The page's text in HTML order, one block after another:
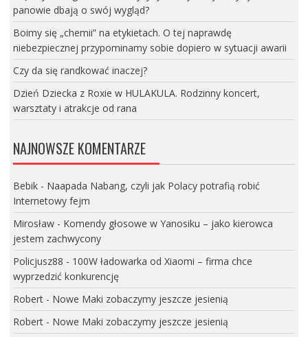
panowie dbają o swój wygląd?
Boimy się „chemii” na etykietach. O tej naprawdę
niebezpiecznej przypominamy sobie dopiero w sytuacji awarii
Czy da się randkować inaczej?
Dzień Dziecka z Roxie w HULAKULA. Rodzinny koncert,
warsztaty i atrakcje od rana
NAJNOWSZE KOMENTARZE
Bebik- Naapada Nabang, czyli jak Polacy potrafią robić
Internetowy fejm
Mirosław- Komendy głosowe w Yanosiku – jako kierowca
jestem zachwycony
Policjusz88 - 100W ładowarka od Xiaomi – firma chce
wyprzedzić konkurencję
Robert- Nowe Maki zobaczymy jeszcze jesienią
Robert- Nowe Maki zobaczymy jeszcze jesienią